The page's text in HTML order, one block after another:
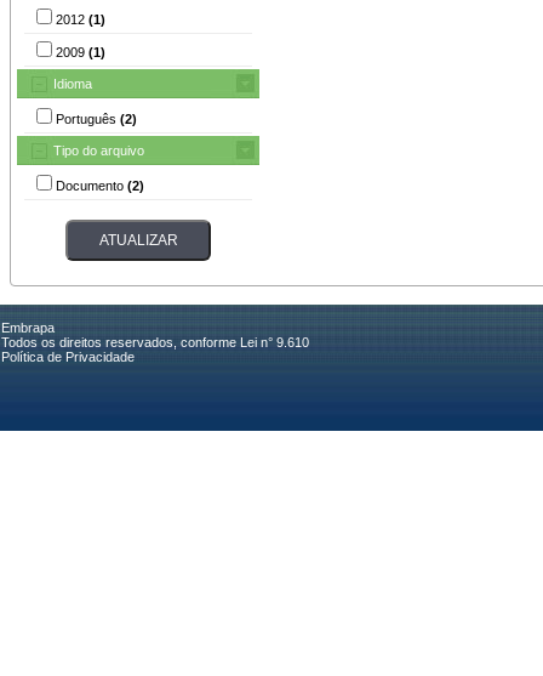
2012 (1)
2009 (1)
Idioma
Português (2)
Tipo do arquivo
Documento (2)
Embrapa
Todos os direitos reservados, conforme Lei n° 9.610
Política de Privacidade